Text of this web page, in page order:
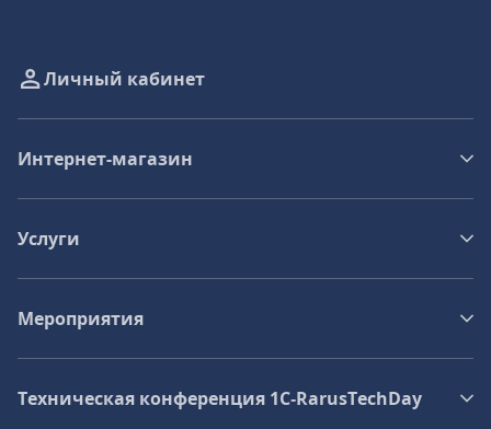
Личный кабинет
Интернет-магазин
Услуги
Мероприятия
Техническая конференция 1C‑RarusTechDay